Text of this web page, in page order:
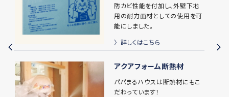
防カビ性能を付加し、外壁下地
用の耐力面材としての使用を可
能にしました。
詳しくはこちら
アクアフォーム断熱材
パパまるハウスは断熱材にもこ
だわっています！